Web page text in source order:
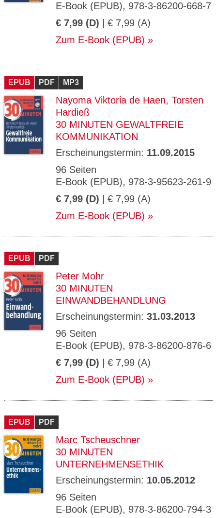
E-Book (EPUB), 978-3-86200-668-7
€ 7,99 (D) | € 7,99 (A)
Zum E-Book (EPUB)
EPUB PDF MP3
Nayoma Viktoria de Haen, Torsten
Hardieß
30 MINUTEN GEWALTFREIE
KOMMUNIKATION
Erscheinungstermin: 11.09.2015
96 Seiten
E-Book (EPUB), 978-3-95623-261-9
€ 7,99 (D) | € 7,99 (A)
Zum E-Book (EPUB)
EPUB PDF
Peter Mohr
30 MINUTEN
EINWANDBEHANDLUNG
Erscheinungstermin: 31.03.2013
96 Seiten
E-Book (EPUB), 978-3-86200-876-6
€ 7,99 (D) | € 7,99 (A)
Zum E-Book (EPUB)
EPUB PDF
Marc Tscheuschner
30 MINUTEN
UNTERNEHMENSETHIK
Erscheinungstermin: 10.05.2012
96 Seiten
E-Book (EPUB), 978-3-86200-794-3